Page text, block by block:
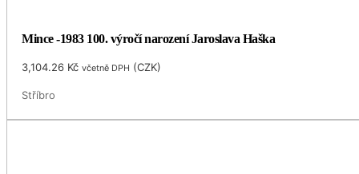
Mince -1983 100. výročí narození Jaroslava Haška
3,104.26 Kč včetně DPH (CZK)
Stříbro